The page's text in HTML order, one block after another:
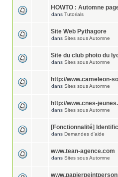
HOWTO : Automne
dans Tutorials
Site Web Pythagore
dans Sites sous Automne
Site du club photo du
dans Sites sous Automne
http://www.cameleon-
dans Sites sous Automne
http://www.cnes-
dans Sites sous Automne
[Fonctionnalité]
dans Demandes d'aide
www.tean-agence.com
dans Sites sous Automne